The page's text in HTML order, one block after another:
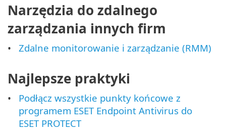
Narzędzia do zdalnego
zarządzania innych firm
Zdalne monitorowanie i zarządzanie (RMM)
Najlepsze praktyki
Podłącz wszystkie punkty końcowe z
programem ESET Endpoint Antivirus do
ESET PROTECT